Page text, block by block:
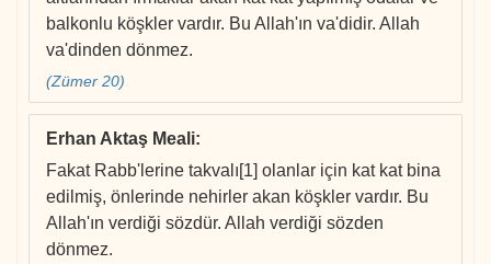
balkonlu köşkler vardır. Bu Allah'ın va'didir. Allah
va'dinden dönmez.
(Zümer 20)
Erhan Aktaş Meali:
Fakat Rabb'lerine takvalı[1] olanlar için kat kat bina
edilmiş, önlerinde nehirler akan köşkler vardır. Bu
Allah'ın verdiği sözdür. Allah verdiği sözden
dönmez.